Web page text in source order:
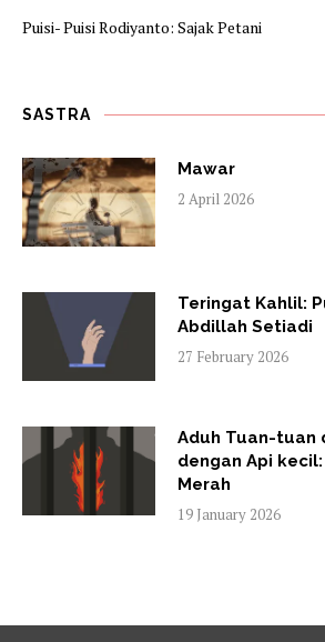
Puisi- Puisi Rodiyanto: Sajak Petani
SASTRA
Mawar
2 April 2026
Teringat Kahlil:
Abdillah Setiadi
27 February 2026
Aduh Tuan-tuan
dengan Api
Merah
19 January 2026